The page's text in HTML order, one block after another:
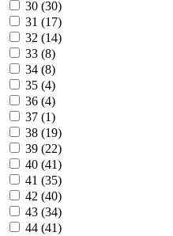
30 (30)
31 (17)
32 (14)
33 (8)
34 (8)
35 (4)
36 (4)
37 (1)
38 (19)
39 (22)
40 (41)
41 (35)
42 (40)
43 (34)
44 (41)